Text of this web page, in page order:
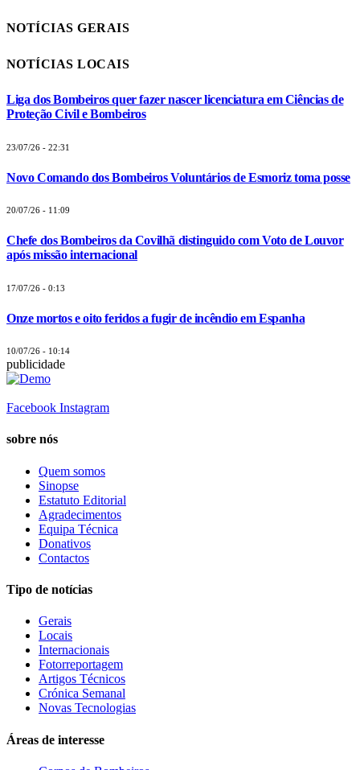
NOTÍCIAS GERAIS
NOTÍCIAS LOCAIS
Liga dos Bombeiros quer fazer nascer licenciatura em Ciências de
Proteção Civil e Bombeiros
23/07/26 - 22:31
Novo Comando dos Bombeiros Voluntários de Esmoriz toma posse
20/07/26 - 11:09
Chefe dos Bombeiros da Covilhã distinguido com Voto de Louvor
após missão internacional
17/07/26 - 0:13
Onze mortos e oito feridos a fugir de incêndio em Espanha
10/07/26 - 10:14
publicidade
Facebook Instagram
sobre nós
Quem somos
Sinopse
Estatuto Editorial
Agradecimentos
Equipa Técnica
Donativos
Contactos
Tipo de notícias
Gerais
Locais
Internacionais
Fotorreportagem
Artigos Técnicos
Crónica Semanal
Novas Tecnologias
Áreas de interesse